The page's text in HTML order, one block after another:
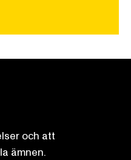
och att
ämnen.